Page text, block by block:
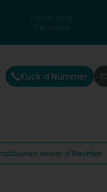
Fannt eng
Persoun
Kuck d'Nummer
iwwer d'Rechter